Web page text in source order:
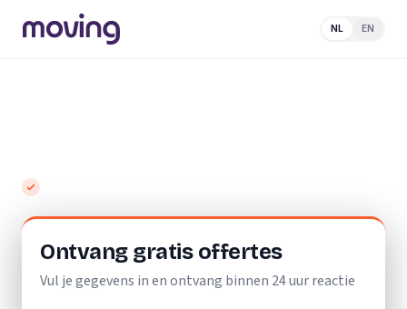
NL EN
Ontvang gratis offertes
Vul je gegevens in en ontvang binnen 24 uur reactie